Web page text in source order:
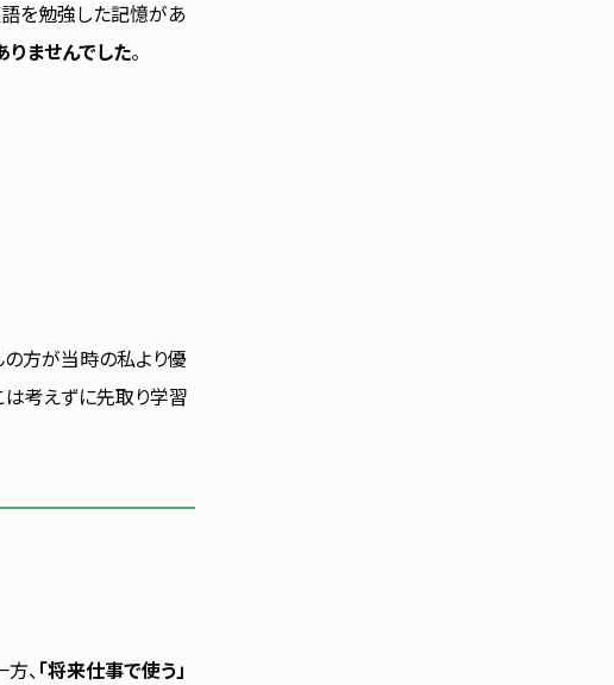
を勉強した記憶があ
りませんでした。
方が当時の私より優
は考えずに先取り学習
、 「将来仕事で使う」